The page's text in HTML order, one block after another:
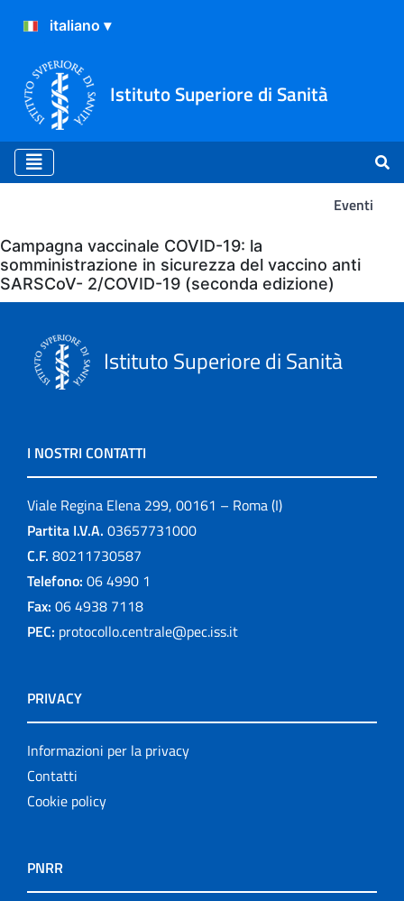
Istituto Superiore di Sanità
Eventi
Eventi
Campagna vaccinale COVID-19: la
somministrazione in sicurezza del vaccino anti
SARSCoV- 2/COVID-19 (seconda edizione)
Istituto Superiore di Sanità
I NOSTRI CONTATTI
Viale Regina Elena 299, 00161 – Roma (I)
Partita I.V.A. 03657731000
C.F. 80211730587
Telefono: 06 4990 1
Fax: 06 4938 7118
PEC: protocollo.centrale@pec.iss.it
PRIVACY
Informazioni per la privacy
Contatti
Cookie policy
PNRR